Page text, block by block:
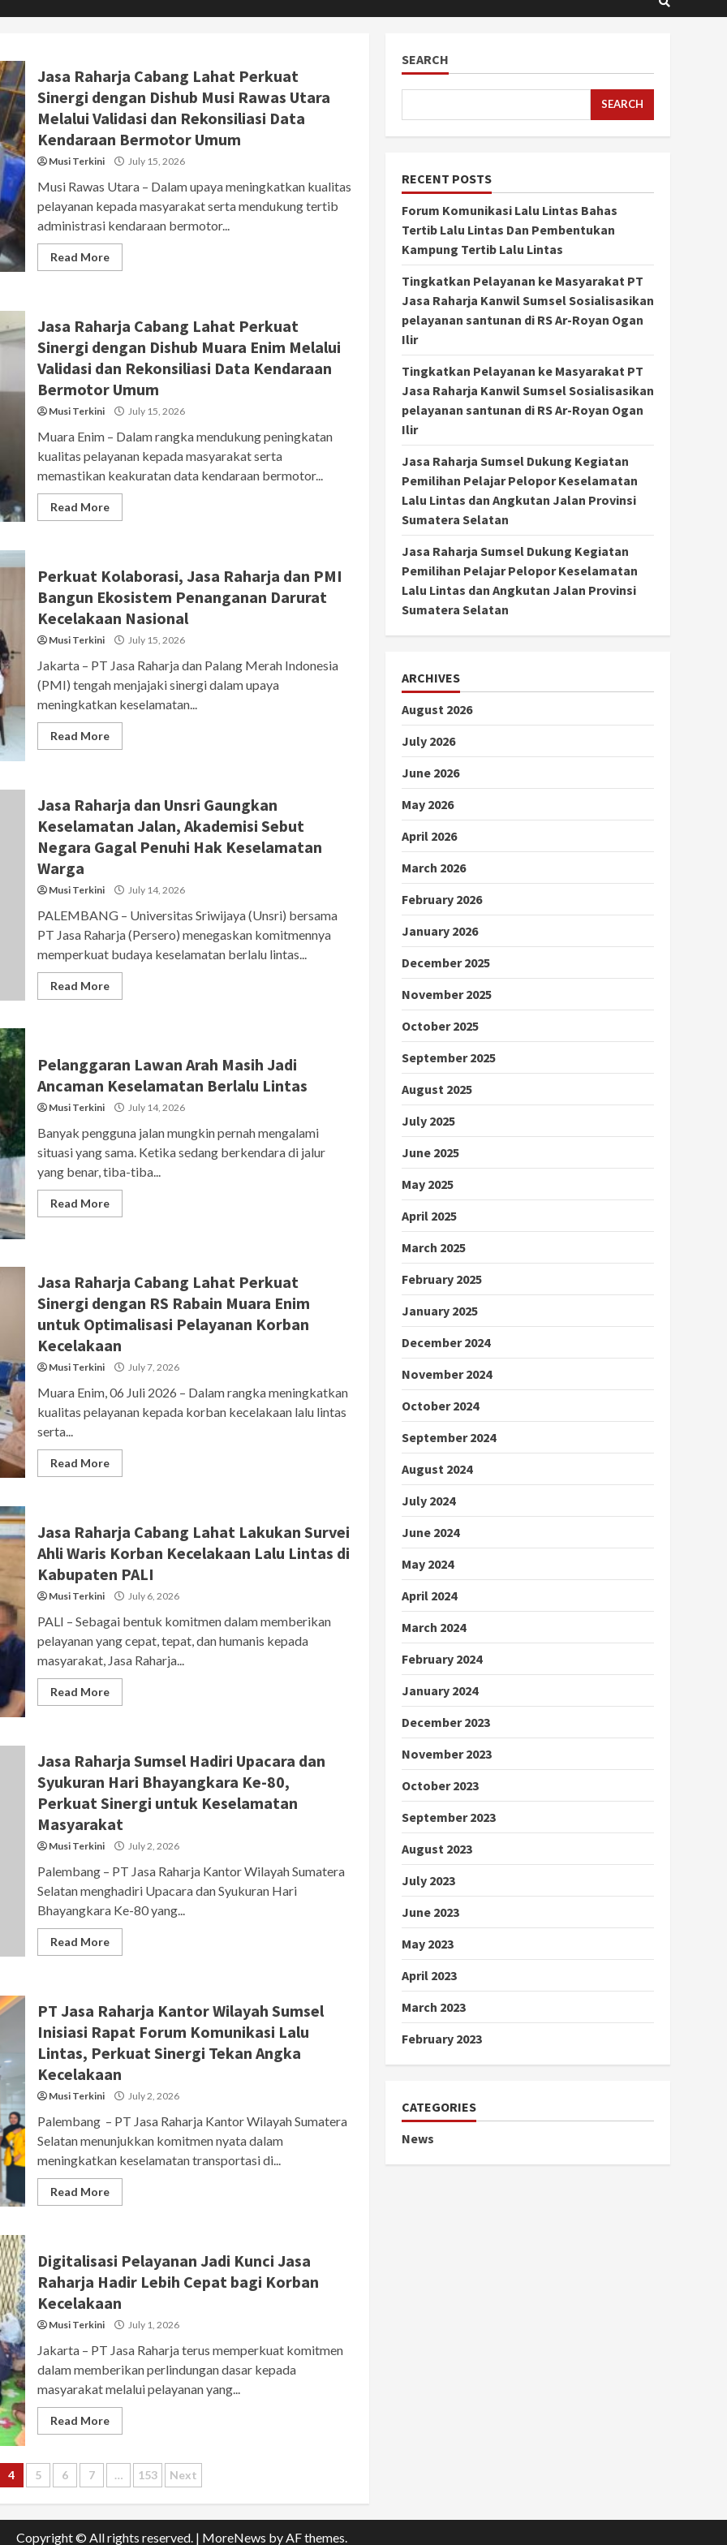
Jasa Raharja Cabang Lahat Perkuat
Sinergi dengan Dishub Musi Rawas Utara
Melalui Validasi dan Rekonsiliasi Data
Kendaraan Bermotor Umum
Musi Terkini July 15, 2026
Musi Rawas Utara – Dalam upaya meningkatkan kualitas
pelayanan kepada masyarakat serta mendukung tertib
administrasi kendaraan bermotor...
Read More
Jasa Raharja Cabang Lahat Perkuat
Sinergi dengan Dishub Muara Enim Melalui
Validasi dan Rekonsiliasi Data Kendaraan
Bermotor Umum
Musi Terkini July 15, 2026
Muara Enim – Dalam rangka mendukung peningkatan
kualitas pelayanan kepada masyarakat serta
memastikan keakuratan data kendaraan bermotor...
Read More
Perkuat Kolaborasi, Jasa Raharja dan PMI
Bangun Ekosistem Penanganan Darurat
Kecelakaan Nasional
Musi Terkini July 15, 2026
Jakarta – PT Jasa Raharja dan Palang Merah Indonesia
(PMI) tengah menjajaki sinergi dalam upaya
meningkatkan keselamatan...
Read More
Jasa Raharja dan Unsri Gaungkan
Keselamatan Jalan, Akademisi Sebut
Negara Gagal Penuhi Hak Keselamatan
Warga
Musi Terkini July 14, 2026
PALEMBANG – Universitas Sriwijaya (Unsri) bersama
PT Jasa Raharja (Persero) menegaskan komitmennya
memperkuat budaya keselamatan berlalu lintas...
Read More
Pelanggaran Lawan Arah Masih Jadi
Ancaman Keselamatan Berlalu Lintas
Musi Terkini July 14, 2026
Banyak pengguna jalan mungkin pernah mengalami
situasi yang sama. Ketika sedang berkendara di jalur
yang benar, tiba-tiba...
Read More
Jasa Raharja Cabang Lahat Perkuat
Sinergi dengan RS Rabain Muara Enim
untuk Optimalisasi Pelayanan Korban
Kecelakaan
Musi Terkini July 7, 2026
Muara Enim, 06 Juli 2026 – Dalam rangka meningkatkan
kualitas pelayanan kepada korban kecelakaan lalu lintas
serta...
Read More
Jasa Raharja Cabang Lahat Lakukan Survei
Ahli Waris Korban Kecelakaan Lalu Lintas di
Kabupaten PALI
Musi Terkini July 6, 2026
PALI – Sebagai bentuk komitmen dalam memberikan
pelayanan yang cepat, tepat, dan humanis kepada
masyarakat, Jasa Raharja...
Read More
Jasa Raharja Sumsel Hadiri Upacara dan
Syukuran Hari Bhayangkara Ke-80,
Perkuat Sinergi untuk Keselamatan
Masyarakat
Musi Terkini July 2, 2026
Palembang – PT Jasa Raharja Kantor Wilayah Sumatera
Selatan menghadiri Upacara dan Syukuran Hari
Bhayangkara Ke-80 yang...
Read More
PT Jasa Raharja Kantor Wilayah Sumsel
Inisiasi Rapat Forum Komunikasi Lalu
Lintas, Perkuat Sinergi Tekan Angka
Kecelakaan
Musi Terkini July 2, 2026
Palembang – PT Jasa Raharja Kantor Wilayah Sumatera
Selatan menunjukkan komitmen nyata dalam
meningkatkan keselamatan transportasi di...
Read More
Digitalisasi Pelayanan Jadi Kunci Jasa
Raharja Hadir Lebih Cepat bagi Korban
Kecelakaan
Musi Terkini July 1, 2026
Jakarta – PT Jasa Raharja terus memperkuat komitmen
dalam memberikan perlindungan dasar kepada
masyarakat melalui pelayanan yang...
Read More
4 5 6 7 … 153 Next
SEARCH
SEARCH
RECENT POSTS
Forum Komunikasi Lalu Lintas Bahas
Tertib Lalu Lintas Dan Pembentukan
Kampung Tertib Lalu Lintas
Tingkatkan Pelayanan ke Masyarakat PT
Jasa Raharja Kanwil Sumsel Sosialisasikan
pelayanan santunan di RS Ar-Royan Ogan
Ilir
Tingkatkan Pelayanan ke Masyarakat PT
Jasa Raharja Kanwil Sumsel Sosialisasikan
pelayanan santunan di RS Ar-Royan Ogan
Ilir
Jasa Raharja Sumsel Dukung Kegiatan
Pemilihan Pelajar Pelopor Keselamatan
Lalu Lintas dan Angkutan Jalan Provinsi
Sumatera Selatan
Jasa Raharja Sumsel Dukung Kegiatan
Pemilihan Pelajar Pelopor Keselamatan
Lalu Lintas dan Angkutan Jalan Provinsi
Sumatera Selatan
ARCHIVES
August 2026
July 2026
June 2026
May 2026
April 2026
March 2026
February 2026
January 2026
December 2025
November 2025
October 2025
September 2025
August 2025
July 2025
June 2025
May 2025
April 2025
March 2025
February 2025
January 2025
December 2024
November 2024
October 2024
September 2024
August 2024
July 2024
June 2024
May 2024
April 2024
March 2024
February 2024
January 2024
December 2023
November 2023
October 2023
September 2023
August 2023
July 2023
June 2023
May 2023
April 2023
March 2023
February 2023
CATEGORIES
News
Copyright © All rights reserved. | MoreNews by AF themes.